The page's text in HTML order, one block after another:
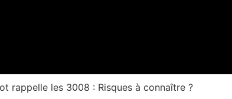
rappelle les 3008 : Risques à connaître ?